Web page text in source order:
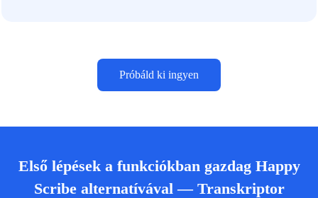
Próbáld ki ingyen
Első lépések a funkciókban gazdag Happy
Scribe alternatívával — Transkriptor